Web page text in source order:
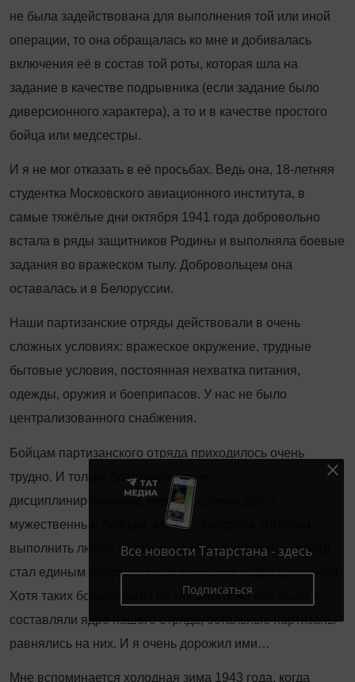
не была задействована для выполнения той или иной
операции, то она обращалась ко мне и добивалась
включения её в состав той роты, которая шла на
задание в качестве подрывника (если задание было
диверсионного характера), а то и в качестве простого
бойца или медсестры.
И я не мог отказать в её просьбах. Ведь она, 18-летняя
студентка Московского авиационного института, в
самые тяжёлые дни октября 1941 года добровольно
встала в ряды защитников Родины и выполняла боевые
задания во вражеском тылу. Добровольцем она
оставалась и в Белоруссии.
Наши партизанские отряды действовали в очень
сложных условиях: вражеское окружение, трудные
бытовые условия, постоянная нехватка питания,
одежды, оружия и боеприпасов. У нас не было
централизованного снабжения.
Бойцам партизанского отряда приходилось очень
трудно. И только благодаря таким
дисциплинированным, верным своему долгу,
мужественным бойцам, как Р. Г. Загирова, готовым
выполнить любое задание и любую работу, наш отряд
стал единым боеспособным воинским подразделением.
Хотя таких бойцов было не так много, но они были и
составляли ядро нашего отряда, остальные партизаны
равнялись на них. И я очень дорожил ими…
Мне вспоминается холодная зима 1943 года, когда
Все новости Татарстана - здесь
Подписаться